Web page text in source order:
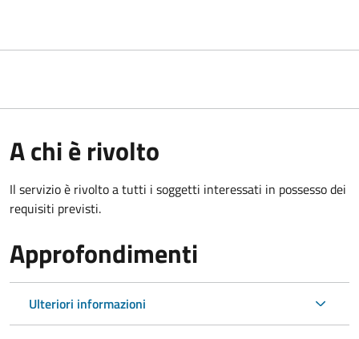
A chi è rivolto
Il servizio è rivolto a tutti i soggetti interessati in possesso dei
requisiti previsti.
Approfondimenti
Ulteriori informazioni